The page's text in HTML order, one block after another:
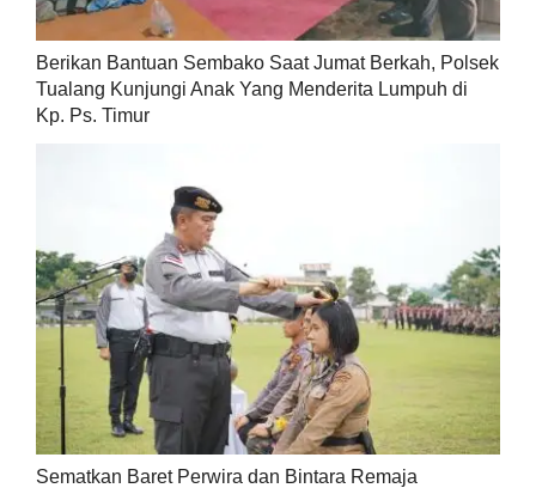
Berikan Bantuan Sembako Saat Jumat Berkah, Polsek
Tualang Kunjungi Anak Yang Menderita Lumpuh di
Kp. Ps. Timur
Sematkan Baret Perwira dan Bintara Remaja